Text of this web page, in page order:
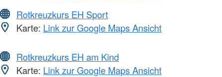
Rotkreuzkurs EH Sport
Karte: Link zur Google Maps Ansicht
Rotkreuzkurs EH am Kind
Karte: Link zur Google Maps Ansicht